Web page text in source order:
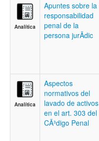
Analítica
Apuntes sobre la
responsabilidad
penal de la
persona jurÃ­dic
Analítica
Aspectos
normativos del
lavado de activos
en el art. 303 del
CÃ³digo Penal